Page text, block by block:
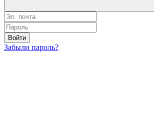
Войти
Забыли пароль?